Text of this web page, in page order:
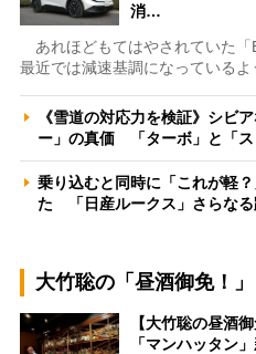
消…
あれほどもてはやされていた「
最近では減速基調になっているよ
《雪道の対応力を検証》シビ
ー」の真価 「ターボ」と「
乗り込むと同時に「これが軽
た 「日産ルークス」さらな
大竹聡の「昼酒御免！」
【大竹聡の昼酒
「マンハッタン